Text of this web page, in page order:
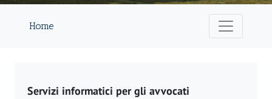
Home
Servizi informatici per gli avvocati